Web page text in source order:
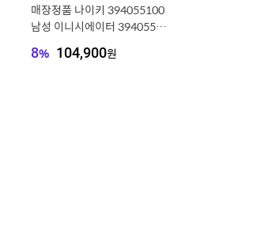
매장정품 나이키 394055100
남성 이니시에이터 394055 1
8% 104,900원